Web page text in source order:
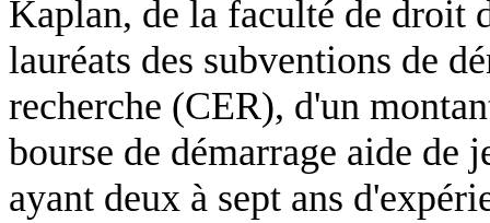
Kaplan, de la faculté de droit
lauréats des subventions de
recherche (CER), d'un
bourse de démarrage aide de
ayant deux à sept ans